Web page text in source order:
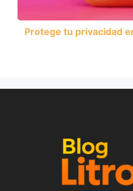
Protege tu privacidad